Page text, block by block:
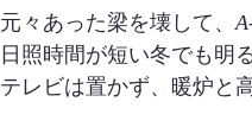
元々あった梁を壊して、
日照時間が短い冬でも明
テレビは置かず、暖炉と